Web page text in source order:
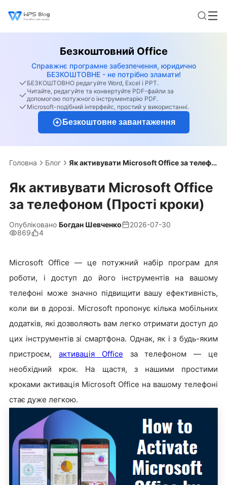
Безкоштовний Office
Справжнє програмне забезпечення, юридично
БЕЗКОШТОВНЕ - не потрібно зламати!
БЕЗКОШТОВНО редагуйте Word, Excel і PPT.
Читайте, редагуйте та конвертуйте PDF-файли за
допомогою потужного інструментарію PDF.
Microsoft-подібний інтерфейс, простий у використанні.
Безкоштовне завантаження
Головна Блог Як активувати Microsoft Office за телефоном (Прості кроки)
Як активувати Microsoft Office
за телефоном (Прості кроки)
Опубліковано Богдан Шевченко
2026-07-30
869
4
Microsoft Office — це потужний набір програм для
роботи, і доступ до його інструментів на вашому
телефоні може значно підвищити вашу ефективність,
коли ви в дорозі. Microsoft пропонує кілька мобільних
додатків, які дозволяють вам легко отримати доступ до
цих інструментів зі смартфона. Однак, як і з будь-яким
пристроєм, активація Office за телефоном — це
необхідний крок. На щастя, з нашими простими
кроками активація Microsoft Office на вашому телефоні
стає дуже легкою.